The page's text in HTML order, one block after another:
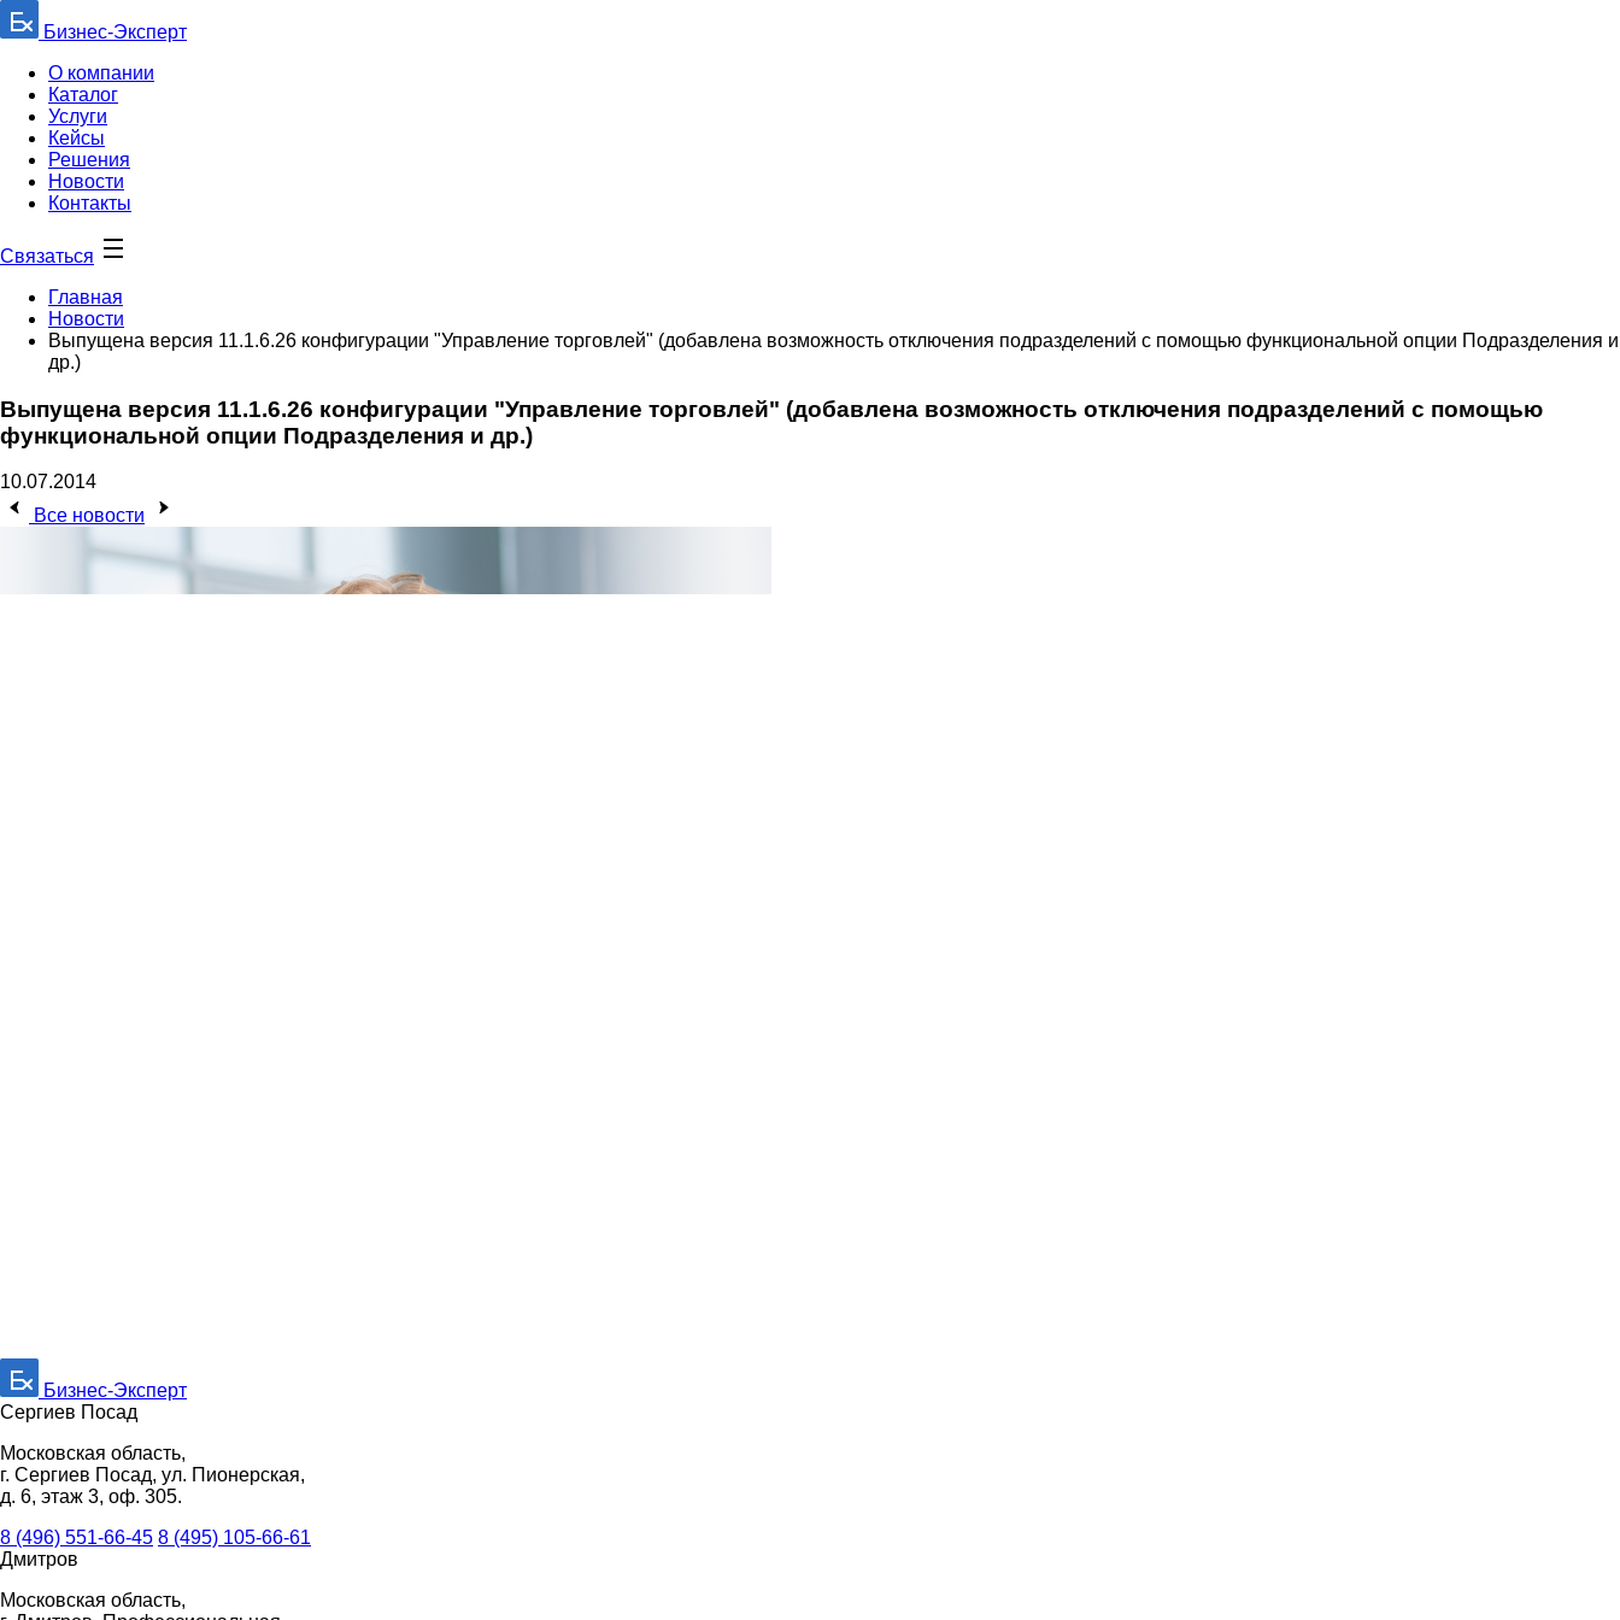
Бизнес-Эксперт
О компании
Каталог
Услуги
Кейсы
Решения
Новости
Контакты
Связаться
Главная
Новости
Выпущена версия 11.1.6.26 конфигурации "Управление торговлей" (добавлена возможность отключения подразделений с помощью функциональной опции Подразделения и
др.)
Выпущена версия 11.1.6.26 конфигурации "Управление торговлей" (добавлена возможность отключения подразделений с помощью
функциональной опции Подразделения и др.)
10.07.2014
Все новости
Бизнес-Эксперт
Сергиев Посад
Московская область,
г. Сергиев Посад, ул. Пионерская,
д. 6, этаж 3, оф. 305.
8 (496) 551-66-45 8 (495) 105-66-61
Дмитров
Московская область,